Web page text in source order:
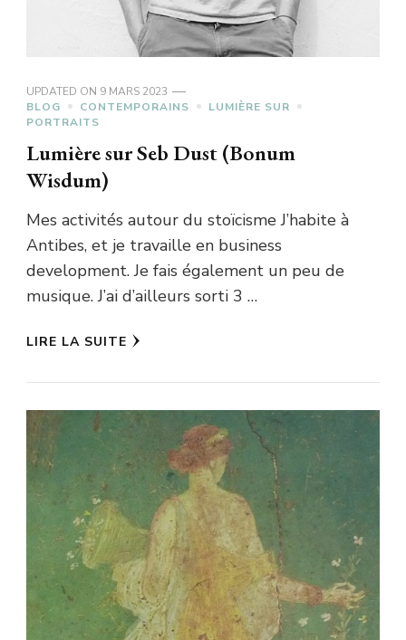
UPDATED ON 9 MARS 2023
BLOG
CONTEMPORAINS
LUMIÈRE SUR
PORTRAITS
Lumière sur Seb Dust (Bonum
Wisdum)
Mes activités autour du stoïcisme J’habite à
Antibes, et je travaille en business
development. Je fais également un peu de
musique. J’ai d’ailleurs sorti 3 …
LIRE LA SUITE